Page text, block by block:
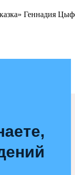
Геннадия